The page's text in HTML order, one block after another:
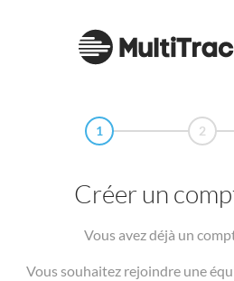
1 2
Créer un
Vous avez déjà un
Vous souhaitez rejoindre une